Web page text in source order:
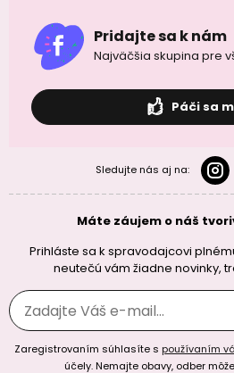
Pridajte sa k nám
Najväčšia skupina pre
Páči sa
Sledujte nás aj na:
Máte záujem o náš
Prihláste sa k spravodajcovi
neutečú vám žiadne novinky,
Zaregistrovaním súhlasíte s používaním
účely. Nemajte obavy, odber